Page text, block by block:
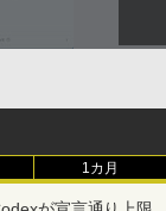
1カ月